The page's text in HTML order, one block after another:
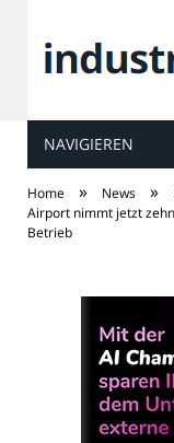
NAVIGIEREN
Home » News »
Airport nimmt jetzt
Betrieb